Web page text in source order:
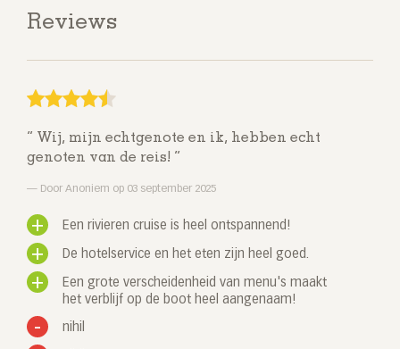
Reviews
Wij, mijn echtgenote en ik, hebben echt
genoten van de reis!
Door Anoniem op 03 september 2025
Een rivieren cruise is heel ontspannend!
De hotelservice en het eten zijn heel goed.
Een grote verscheidenheid van menu's maakt
het verblijf op de boot heel aangenaam!
nihil